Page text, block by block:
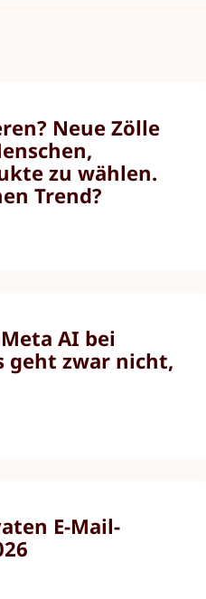
Neue Zölle
zu wählen.
Trend?
AI bei
geht zwar nicht,
E-Mail-